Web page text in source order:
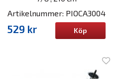
Artikelnummer: PIOCA3004
529 kr Köp